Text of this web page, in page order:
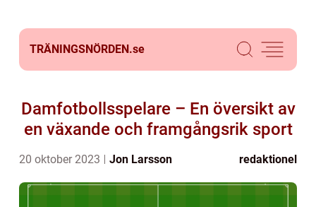
TRÄNINGSNÖRDEN.se
Damfotbollsspelare – En översikt av
en växande och framgångsrik sport
20 oktober 2023 Jon Larsson redaktionel